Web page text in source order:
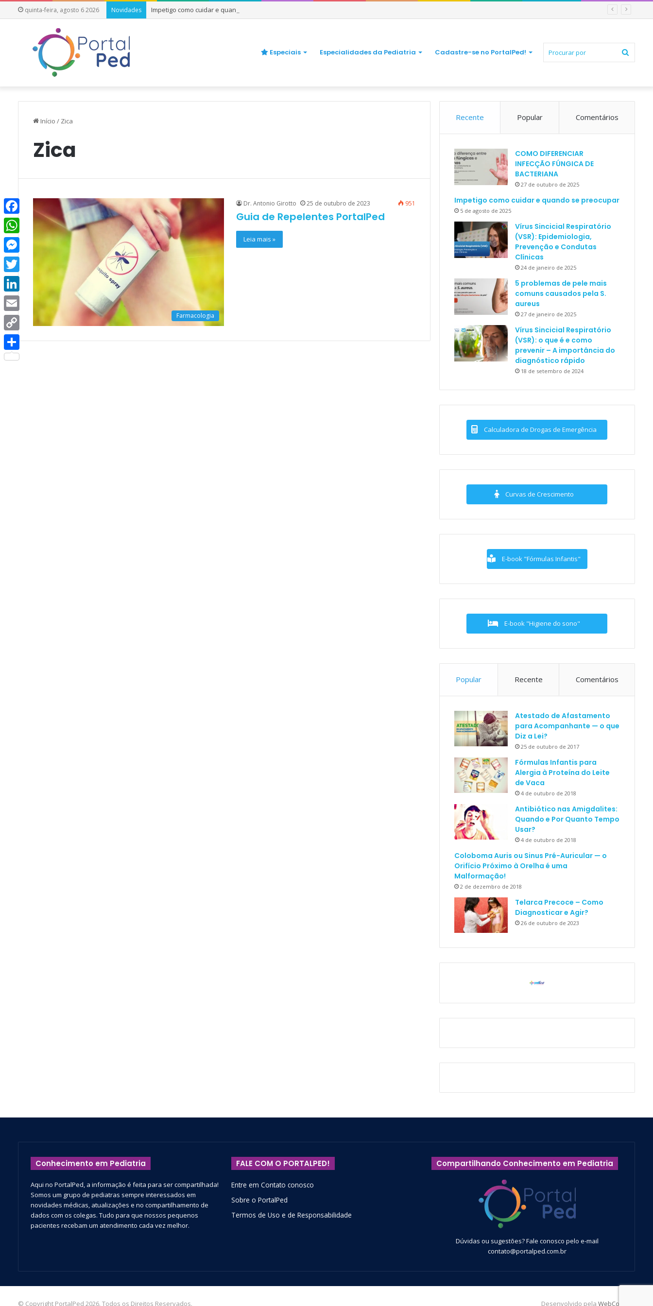
quinta-feira, agosto 6 2026 Novidades Impetigo como cuidar e quando se preocupar
Especiais Especialidades da Pediatria Cadastre-se no PortalPed!
Início / Zica
Zica
Farmacologia
Dr. Antonio Girotto 25 de outubro de 2023 951
Guia de Repelentes PortalPed
Leia mais »
Recente Popular Comentários
COMO DIFERENCIAR
INFECÇÃO FÚNGICA DE
BACTERIANA
27 de outubro de 2025
Impetigo como cuidar e quando se preocupar
5 de agosto de 2025
Vírus Sincicial Respiratório
(VSR): Epidemiologia,
Prevenção e Condutas
Clínicas
24 de janeiro de 2025
5 problemas de pele mais
comuns causados pela S.
aureus
27 de janeiro de 2025
Vírus Sincicial Respiratório
(VSR): o que é e como
prevenir – A importância do
diagnóstico rápido
18 de setembro de 2024
Calculadora de Drogas de Emergência
Curvas de Crescimento
E-book "Fórmulas Infantis"
E-book "Higiene do sono"
Popular Recente Comentários
Atestado de Afastamento
para Acompanhante — o que
Diz a Lei?
25 de outubro de 2017
Fórmulas Infantis para
Alergia à Proteína do Leite
de Vaca
4 de outubro de 2018
Antibiótico nas Amigdalites:
Quando e Por Quanto Tempo
Usar?
4 de outubro de 2018
Coloboma Auris ou Sinus Pré-Auricular — o
Orifício Próximo à Orelha é uma
Malformação!
2 de dezembro de 2018
Telarca Precoce – Como
Diagnosticar e Agir?
26 de outubro de 2023
Conhecimento em Pediatria
Aqui no PortalPed, a informação é feita para ser compartilhada!
Somos um grupo de pediatras sempre interessados em
novidades médicas, atualizações e no compartilhamento de
dados com os colegas. Tudo para que nossos pequenos
pacientes recebam um atendimento cada vez melhor.
FALE COM O PORTALPED!
Entre em Contato conosco
Sobre o PortalPed
Termos de Uso e de Responsabilidade
Compartilhando Conhecimento em Pediatria
Dúvidas ou sugestões? Fale conosco pelo e-mail
contato@portalped.com.br
© Copyright PortalPed 2026. Todos os Direitos Reservados. Desenvolvido pela WebContent
Facebook
WhatsApp
Messenger
Twitter
LinkedIn
Email
Copy
Link
Share